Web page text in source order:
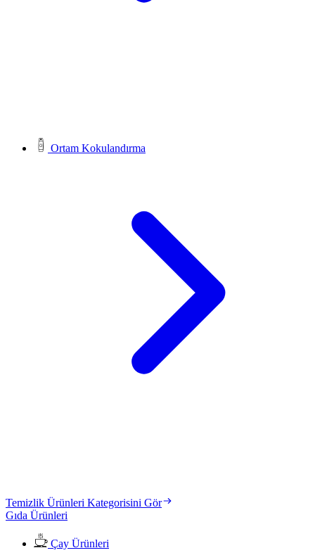
Ortam Kokulandırma
Temizlik Ürünleri Kategorisini Gör
Gıda Ürünleri
Çay Ürünleri